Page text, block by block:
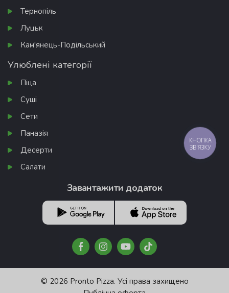
Тернопіль
Луцьк
Кам'янець-Подільський
Улюблені категорії
Піца
Суші
Сети
Паназія
Десерти
Салати
Завантажити додаток
© 2026 Pronto Pizza. Усі права захищено
КНОПКА
ЗВ'ЯЗКУ